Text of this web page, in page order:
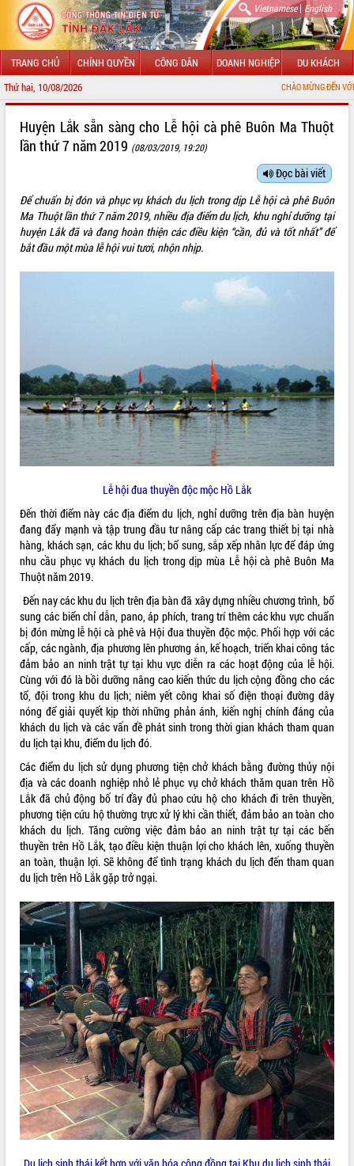
Vietnamese| English
TRANG CHỦ CHÍNH QUYỀN CÔNG DÂN DOANH NGHIỆP DU KHÁCH
Thứ hai, 10/08/2026 CHÀO MỪNG ĐẾN VỚI CỔNG THÔNG
LÃNH ĐẠO UBND TỈNH
SỞ, BAN, NGÀNH
UBND CÁC XÃ, PHƯỜNG
ĐIỂM TIN VĂN BẢN
QUY HOẠCH - KẾ HOẠCH
VIDEO
Không có file video nào để phát.
ALBUM ẢNH
LIÊN KẾT WEB
THỐNG KÊ TRUY CẬP
Hôm nay: 26496
Tất cả: 66139610
Huyện Lắk sẵn sàng cho Lễ hội cà phê Buôn Ma Thuột
lần thứ 7 năm 2019 (08/03/2019, 19:20)
Đọc bài viết
Để chuẩn bị đón và phục vụ khách du lịch trong dịp Lễ hội cà phê Buôn
Ma Thuột lần thứ 7 năm 2019, nhiều địa điểm du lịch, khu nghỉ dưỡng tại
huyện Lắk đã và đang hoàn thiện các điều kiện “cần, đủ và tốt nhất” để
bắt đầu một mùa lễ hội vui tươi, nhộn nhịp.
Lễ hội đua thuyền độc mộc Hồ Lắk
Đến thời điểm này các địa điểm du lịch, nghỉ dưỡng trên địa bàn huyện
đang đẩy mạnh và tập trung đầu tư nâng cấp các trang thiết bị tại nhà
hàng, khách sạn, các khu du lịch; bổ sung, sắp xếp nhân lực để đáp ứng
nhu cầu phục vụ khách du lịch trong dịp mùa Lễ hội cà phê Buôn Ma
Thuột năm 2019.
Đến nay các khu du lịch trên địa bàn đã xây dựng nhiều chương trình, bổ
sung các biển chỉ dẫn, pano, áp phích, trang trí thêm các khu vực chuẩn
bị đón mừng lễ hội cà phê và Hội đua thuyền độc mộc. Phối hợp với các
cấp, các ngành, địa phương lên phương án, kế hoạch, triển khai công tác
đảm bảo an ninh trật tự tại khu vực diễn ra các hoạt động của lễ hội.
Cùng với đó là bồi dưỡng nâng cao kiến thức du lịch cộng đồng cho các
tổ, đội trong khu du lịch; niêm yết công khai số điện thoại đường dây
nóng để giải quyết kịp thời những phản ánh, kiến nghị chính đáng của
khách du lịch và các vấn đề phát sinh trong thời gian khách tham quan
du lịch tại khu, điểm du lịch đó.
Các điểm du lịch sử dụng phương tiện chở khách bằng đường thủy nội
địa và các doanh nghiệp nhỏ lẻ phục vụ chở khách thăm quan trên Hồ
Lắk đã chủ động bố trí đầy đủ phao cứu hộ cho khách đi trên thuyền,
phương tiện cứu hộ thường trực xử lý khi cần thiết, đảm bảo an toàn cho
khách du lịch. Tăng cường việc đảm bảo an ninh trật tự tại các bến
thuyền trên Hồ Lắk, tạo điều kiện thuận lợi cho khách lên, xuống thuyền
an toàn, thuận lợi. Sẽ không để tình trạng khách du lịch đến tham quan
du lịch trên Hồ Lắk gặp trở ngại.
Du lịch sinh thái kết hợp với văn hóa cộng đồng tại Khu du lịch sinh thái